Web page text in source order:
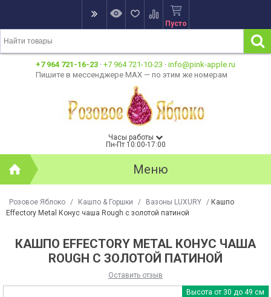
Пусто
+7 964 721-16-23 · +7 964 721-10-23 · info@pink-apple.ru
Пишите в мессенджере MAX — по этим же номерам
Часы работы
Пн-Пт 10:00-17:00
Меню
Розовое Яблоко / Кашпо & Горшки / Вазоны LUXURY / Кашпо
Effectory Metal Конус чаша Rough с золотой патиной
КАШПО EFFECTORY METAL КОНУС ЧАША
ROUGH С ЗОЛОТОЙ ПАТИНОЙ
Оставить отзыв
Высота от 30 до 49 см